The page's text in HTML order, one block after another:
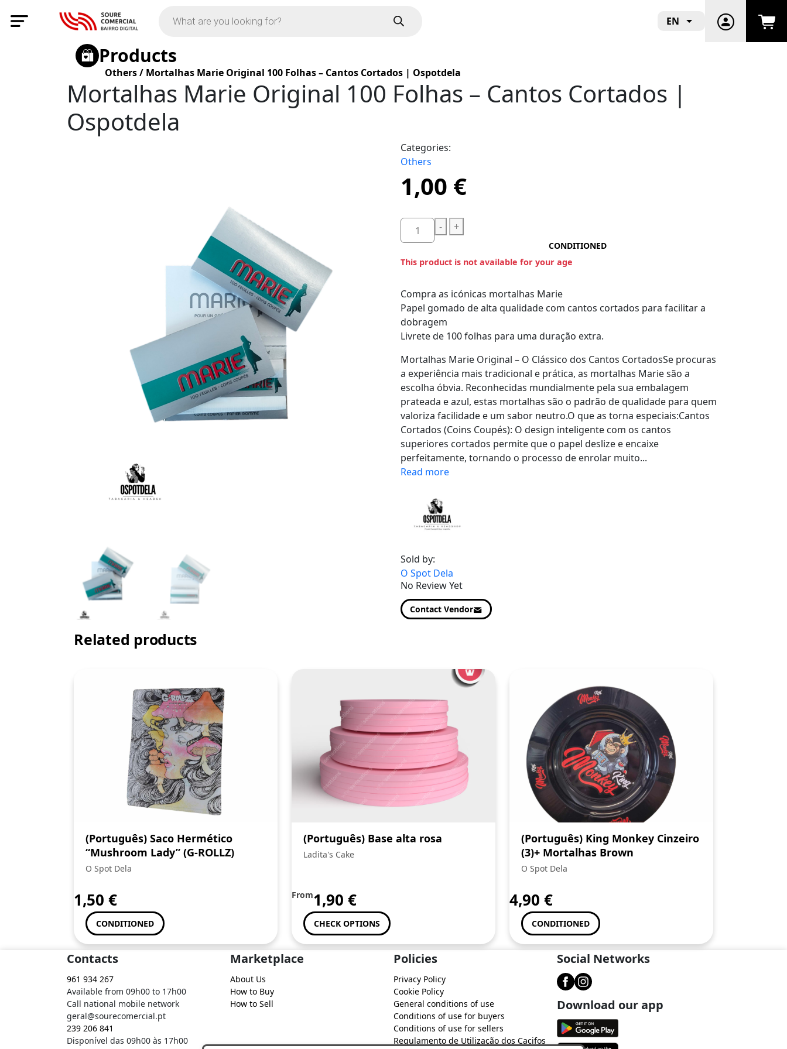
EN
Products
Others/ Mortalhas Marie Original 100 Folhas – Cantos Cortados | Ospotdela
Mortalhas Marie Original 100 Folhas – Cantos Cortados |
Ospotdela
Categories:
Others
1,00 €
- +
CONDITIONED
This product is not available for your age
Compra as icónicas mortalhas Marie
Papel gomado de alta qualidade com cantos cortados para facilitar a
dobragem
Livrete de 100 folhas para uma duração extra.
​Mortalhas Marie Original – O Clássico dos Cantos CortadosSe procuras
a experiência mais tradicional e prática, as mortalhas Marie são a
escolha óbvia. Reconhecidas mundialmente pela sua embalagem
prateada e azul, estas mortalhas são o padrão de qualidade para quem
valoriza facilidade e um sabor neutro.O que as torna especiais:Cantos
Cortados (Coins Coupés): O design inteligente com os cantos
superiores cortados permite que o papel deslize e encaixe
perfeitamente, tornando o processo de enrolar muito...
Read more
Sold by:
O Spot Dela
No Review Yet
Contact Vendor
Related products
(Português) Saco Hermético
“Mushroom Lady” (G-ROLLZ)
O Spot Dela
1,50 €
CONDITIONED
(Português) Base alta rosa
Ladita's Cake
From1,90 €
CHECK OPTIONS
(Português) King Monkey Cinzeiro
(3)+ Mortalhas Brown
O Spot Dela
4,90 €
CONDITIONED
Contacts
961 934 267
Available from 09h00 to 17h00
Call national mobile network
geral@sourecomercial.pt
239 206 841
Disponível das 09h00 às 17h00
Marketplace
About Us
How to Buy
How to Sell
Policies
Privacy Policy
Cookie Policy
General conditions of use
Conditions of use for buyers
Conditions of use for sellers
Regulamento de Utilização dos Cacifos
Social Networks
Download our app